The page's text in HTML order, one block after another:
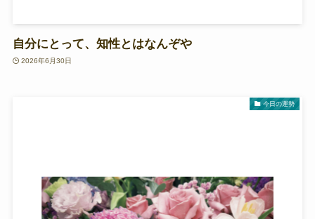
自分にとって、知性とはなんぞや
2026年6月30日
今日の運勢